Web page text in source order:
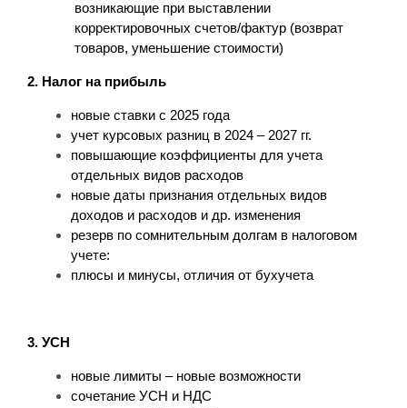
возникающие при выставлении
корректировочных счетов/фактур (возврат
товаров, уменьшение стоимости)
2. Налог на прибыль
новые ставки с 2025 года
учет курсовых разниц в 2024 – 2027 гг.
повышающие коэффициенты для учета
отдельных видов расходов
новые даты признания отдельных видов
доходов и расходов и др. изменения
резерв по сомнительным долгам в налоговом
учете:
плюсы и минусы, отличия от бухучета
3. УСН
новые лимиты – новые возможности
сочетание УСН и НДС